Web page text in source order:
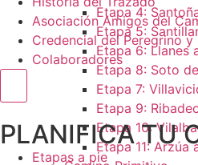
Etapa 4:
Etapa 5:
Etapa 6: Llanes
Etapa 8: Soto
Etapa 7:
Etapa 9:
Etapa 10:
Etapa 11: Arzúa
Asociación Amigos del
Credencial del Peregrino y
Colaboradores
Menú conmutador
PLANIFICA TU
Etapas a pie